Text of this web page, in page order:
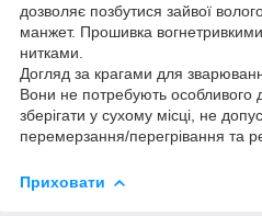
дозволяє позбутися зайвої
манжет. Прошивка
нитками.
Догляд за крагами для
Вони не потребують особливого
зберігати у сухому місці, не
перемерзання/перегрівання та
Приховати